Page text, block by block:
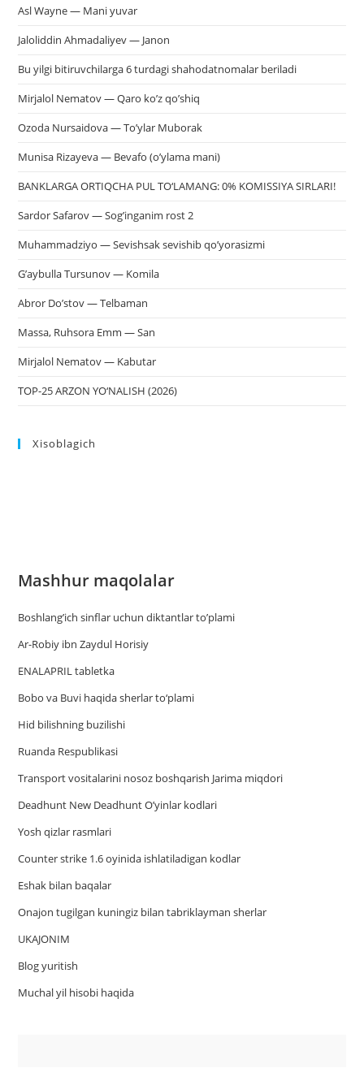
Asl Wayne — Mani yuvar
Jaloliddin Ahmadaliyev — Janon
Bu yilgi bitiruvchilarga 6 turdagi shahodatnomalar beriladi
Mirjalol Nematov — Qaro ko’z qo’shiq
Ozoda Nursaidova — To’ylar Muborak
Munisa Rizayeva — Bevafo (o’ylama mani)
BANKLARGA ORTIQCHA PUL TO‘LAMANG: 0% KOMISSIYA SIRLARI!
Sardor Safarov — Sog’inganim rost 2
Muhammadziyo — Sevishsak sevishib qo’yorasizmi
G’aybulla Tursunov — Komila
Abror Do’stov — Telbaman
Massa, Ruhsora Emm — San
Mirjalol Nematov — Kabutar
TOP-25 ARZON YO‘NALISH (2026)
Xisoblagich
Mashhur maqolalar
Boshlang’ich sinflar uchun diktantlar to’plami
Ar-Robiy ibn Zaydul Horisiy
ENALAPRIL tabletka
Bobo va Buvi haqida sherlar to‘plami
Hid bilishning buzilishi
Ruanda Respublikasi
Trаnsport vositаlаrini nosoz boshqаrish Jаrimа miqdori
Deadhunt New Deadhunt O’yinlar kodlari
Yosh qizlar rasmlari
Counter strike 1.6 oyinida ishlatiladigan kodlar
Eshak bilan baqalar
Onajon tugilgan kuningiz bilan tabriklayman sherlar
UKAJONIM
Blog yuritish
Muchal yil hisobi haqida